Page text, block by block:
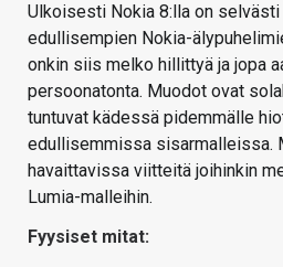
Ulkoisesti Nokia 8:lla on selvästi
edullisempien Nokia-
onkin siis melko hillittyä ja jopa
persoonatonta. Muodot ovat
tuntuvat kädessä pidemmälle
edullisemmissa sisarmalleissa.
havaittavissa viitteitä joihinkin
Lumia-malleihin.
Fyysiset mitat: